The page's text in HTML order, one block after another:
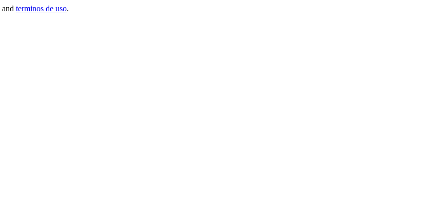
and terminos de uso.